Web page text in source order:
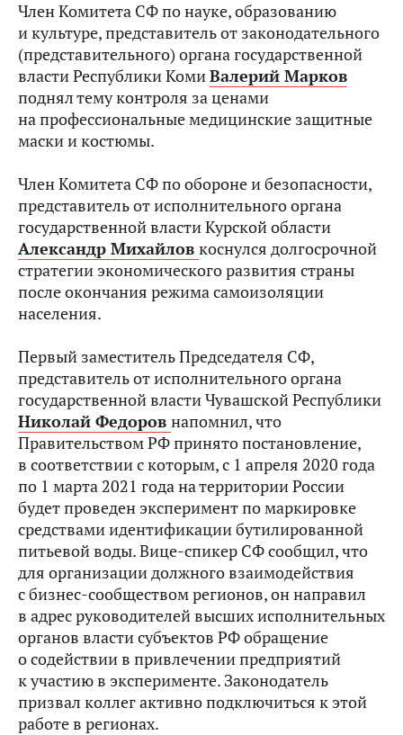
Член Комитета СФ по науке, образованию
и культуре, представитель от законодательного
(представительного) органа государственной
власти Республики КомиВалерий Марков
поднял тему контроля за ценами
на профессиональные медицинские защитные
маски и костюмы.
Член Комитета СФ по обороне и безопасности,
представитель от исполнительного органа
государственной власти Курской области
Александр Михайлов коснулся долгосрочной
стратегии экономического развития страны
после окончания режима самоизоляции
населения.
Первый заместитель Председателя СФ,
представитель от исполнительного органа
государственной власти Чувашской Республики
Николай Федоров напомнил, что
Правительством РФ принято постановление,
в соответствии с которым, с 1 апреля 2020 года
по 1 марта 2021 года на территории России
будет проведен эксперимент по маркировке
средствами идентификации бутилированной
питьевой воды. Вице-спикер СФ сообщил, что
для организации должного взаимодействия
с бизнес-сообществом регионов, он направил
в адрес руководителей высших исполнительных
органов власти субъектов РФ обращение
о содействии в привлечении предприятий
к участию в эксперименте. Законодатель
призвал коллег активно подключиться к этой
работе в регионах.